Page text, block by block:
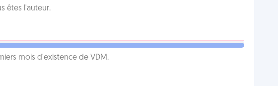
êtes l'auteur.
mois d'existence de VDM.